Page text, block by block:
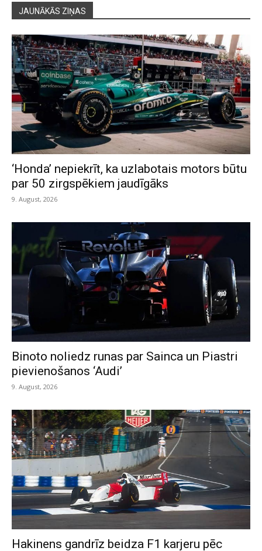
JAUNĀKĀS ZIŅAS
‘Honda’ nepiekrīt, ka uzlabotais motors būtu
par 50 zirgspēkiem jaudīgāks
9. August, 2026
Binoto noliedz runas par Sainca un Piastri
pievienošanos ‘Audi’
9. August, 2026
Hakinens gandrīz beidza F1 karjeru pēc